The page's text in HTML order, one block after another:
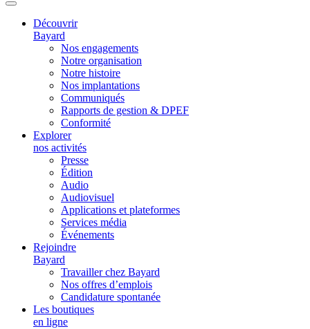
Découvrir
Bayard
Nos engagements
Notre organisation
Notre histoire
Nos implantations
Communiqués
Rapports de gestion & DPEF
Conformité
Explorer
nos activités
Presse
Édition
Audio
Audiovisuel
Applications et plateformes
Services média
Événements
Rejoindre
Bayard
Travailler chez Bayard
Nos offres d’emplois
Candidature spontanée
Les boutiques
en ligne